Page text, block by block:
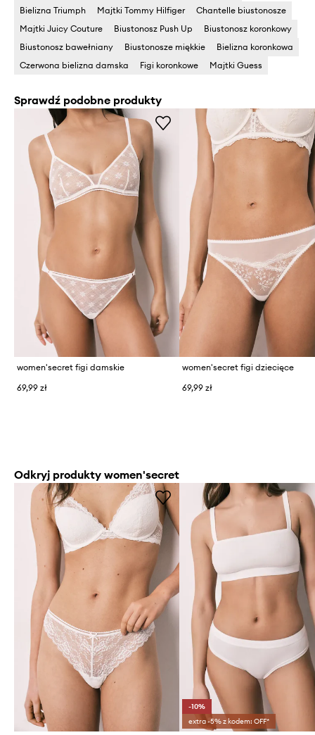
Bielizna Triumph Majtki Tommy Hilfiger
Chantelle biustonosze
Majtki Juicy Couture
Biustonosz Push Up
Biustonosz koronkowy
Biustonosz bawełniany
Biustonosze miękkie
Bielizna koronkowa
Czerwona bielizna damska
Figi koronkowe Majtki Guess
Sprawdź podobne produkty
women'secret figi damskie
69,99 zł
women'secret figi dziecięce
69,99 zł
Odkryj produkty women'secret
-10%
extra -5% z kodem: OFF*